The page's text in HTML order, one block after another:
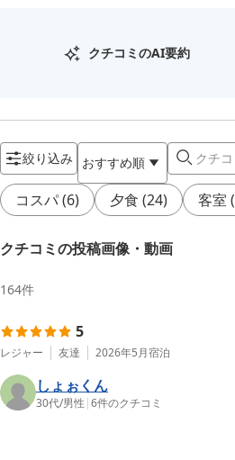
クチコミのAI要約
絞り込み おすすめ順
コスパ(6) 夕食 (24) 客室 (
クチコミの投稿画像・動画
164件
5
レジャー 友達 2026年5月宿泊
しょぉくん
30代/男性 |6件のクチコミ